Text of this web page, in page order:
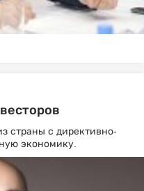
страны с директивно-
экономику.